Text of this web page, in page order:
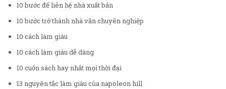
10 bước để liên hệ nhà xuất bản
10 bước trở thành nhà văn chuyên nghiệp
10 cách làm giàu
10 cách làm giàu dễ dàng
10 cuốn sách hay nhất mọi thời đại
13 nguyên tắc làm giàu của napoleon hill